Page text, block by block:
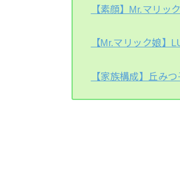
【素顔】Mr.マリッ
【Mr.マリック娘】
【家族構成】丘み